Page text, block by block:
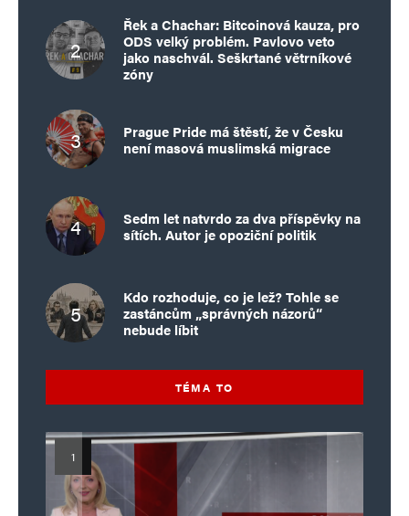
Řek a Chachar: Bitcoinová kauza, pro
ODS velký problém. Pavlovo veto
jako naschvál. Seškrtané větrníkové
zóny
Prague Pride má štěstí, že v Česku
není masová muslimská migrace
Sedm let natvrdo za dva příspěvky na
sítích. Autor je opoziční politik
Kdo rozhoduje, co je lež? Tohle se
zastáncům „správných názorů“
nebude líbit
TÉMA TO